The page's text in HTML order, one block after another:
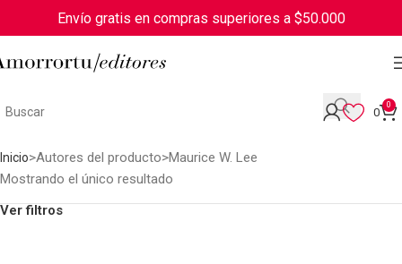
Envío gratis en compras superiores a $50.000
0
0
Inicio Autores del producto Maurice W. Lee
Mostrando el único resultado
Ver filtros